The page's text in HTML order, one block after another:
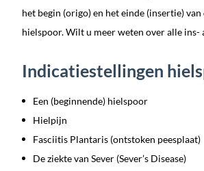
het begin (origo) en het einde (insertie)
hielspoor. Wilt u meer weten over alle
Indicatiestellingen
Een (beginnende) hielspoor
Hielpijn
Fasciitis Plantaris (ontstoken peesplaat)
De ziekte van Sever (Sever’s Disease)